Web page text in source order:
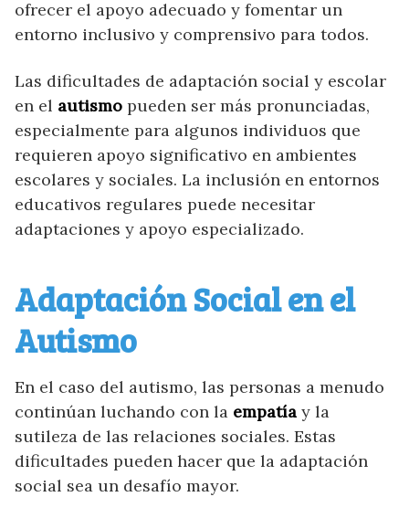
ofrecer el apoyo adecuado y fomentar un
entorno inclusivo y comprensivo para todos.
Las dificultades de adaptación social y escolar
en el autismo pueden ser más pronunciadas,
especialmente para algunos individuos que
requieren apoyo significativo en ambientes
escolares y sociales. La inclusión en entornos
educativos regulares puede necesitar
adaptaciones y apoyo especializado.
Adaptación Social en el
Autismo
En el caso del autismo, las personas a menudo
continúan luchando con la empatía y la
sutileza de las relaciones sociales. Estas
dificultades pueden hacer que la adaptación
social sea un desafío mayor.
CERRAR